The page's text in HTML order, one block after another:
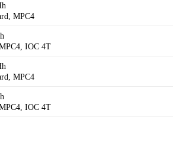
MPC4
IOC 4T
MPC4
IOC 4T